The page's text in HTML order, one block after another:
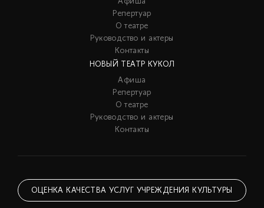
Репертуар
О театре
Руководство и актеры
Контакты
НОВЫЙ ТЕАТР КУКОЛ
Афиша
Репертуар
О театре
Руководство и актеры
Контакты
ОЦЕНКА КАЧЕСТВА УСЛУГ УЧРЕЖДЕНИЯ КУЛЬТУРЫ